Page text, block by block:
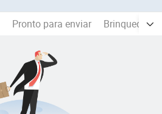
Pronto para enviar Brinquedos